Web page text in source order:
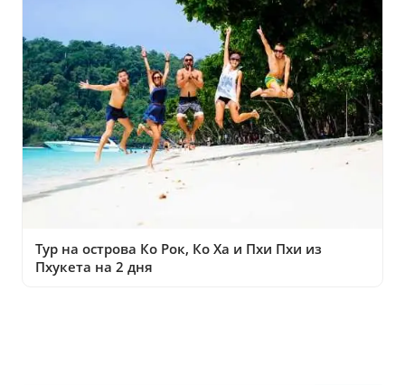
Тур на острова Ко Рок, Ко Ха и Пхи Пхи из
Пхукета на 2 дня